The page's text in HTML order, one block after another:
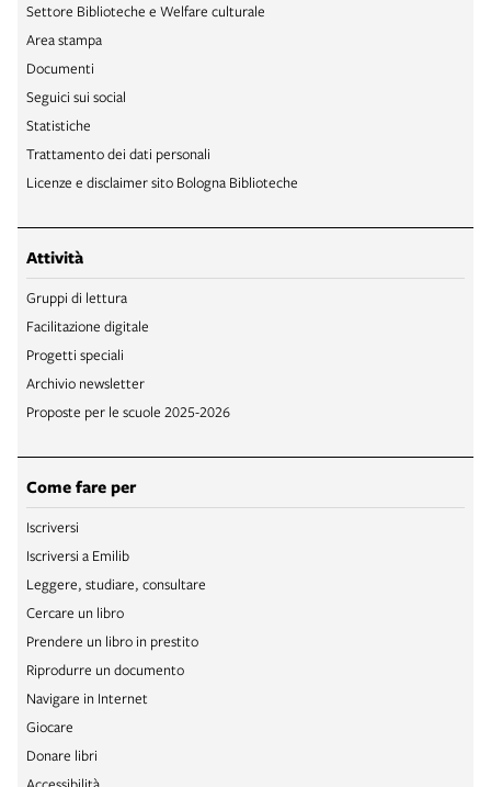
Settore Biblioteche e Welfare culturale
Area stampa
Documenti
Seguici sui social
Statistiche
Trattamento dei dati personali
Licenze e disclaimer sito Bologna Biblioteche
Attività
Gruppi di lettura
Facilitazione digitale
Progetti speciali
Archivio newsletter
Proposte per le scuole 2025-2026
Come fare per
Iscriversi
Iscriversi a Emilib
Leggere, studiare, consultare
Cercare un libro
Prendere un libro in prestito
Riprodurre un documento
Navigare in Internet
Giocare
Donare libri